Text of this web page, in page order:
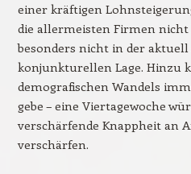
einer kräftigen
die allermeisten Firmen
besonders nicht in der
konjunkturellen Lage. Hinzu
demografischen Wandels
gebe – eine Viertagewoche
verschärfende Knappheit an
verschärfen.